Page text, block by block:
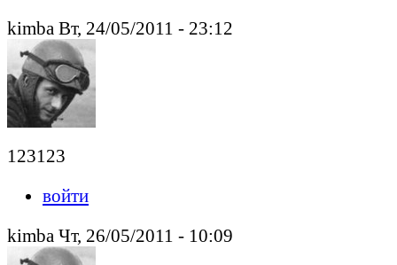
kimba Вт, 24/05/2011 - 23:12
123123
войти
kimba Чт, 26/05/2011 - 10:09